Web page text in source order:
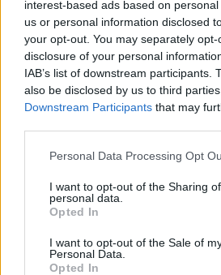
interest-based ads based on
us or personal information disclosed
your opt-out. You may separately
disclosure of your personal
IAB’s list of downstream participants.
also be disclosed by us to third
Downstream Participants that may
Personal Data Processing Opt
I want to opt-out of the Sharing
personal data.
Opted In
I want to opt-out of the Sale of
Personal Data.
Opted In
Štafetové závody patří k
triatlonové sezony. Rychlé střídání
i často velmi těsné souboje přinášejí
diváky i samotné účastníky. Hlavní
a dospělých odstartuje v 9 hodin,
v 11.10 hodin.
Příbram tak během jediného
sportovců z celé České republiky.